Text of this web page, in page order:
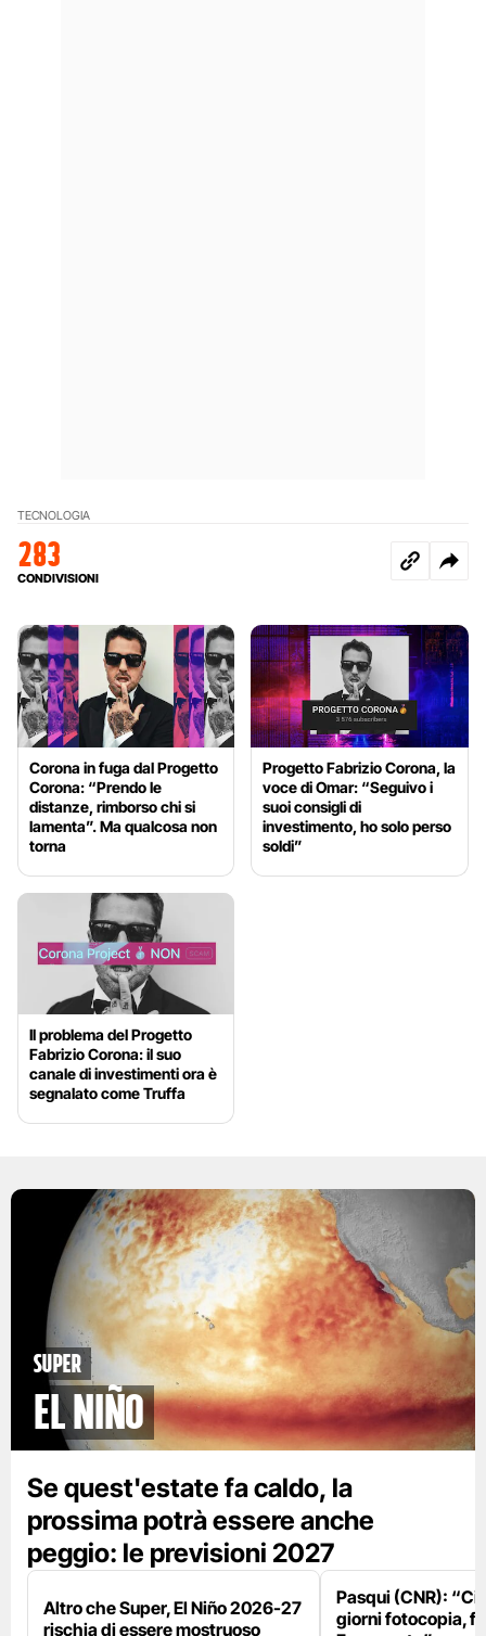
TECNOLOGIA
283
CONDIVISIONI
Corona in fuga dal Progetto
Corona: “Prendo le
distanze, rimborso chi si
lamenta”. Ma qualcosa non
torna
Progetto Fabrizio Corona, la
voce di Omar: “Seguivo i
suoi consigli di
investimento, ho solo perso
soldi”
Il problema del Progetto
Fabrizio Corona: il suo
canale di investimenti ora è
segnalato come Truffa
Super
El Niño
Se quest'estate fa caldo, la
prossima potrà essere anche
peggio: le previsioni 2027
Altro che Super, El Niño 2026-27
rischia di essere mostruoso
Pasqui (CNR):
giorni fotocopia,